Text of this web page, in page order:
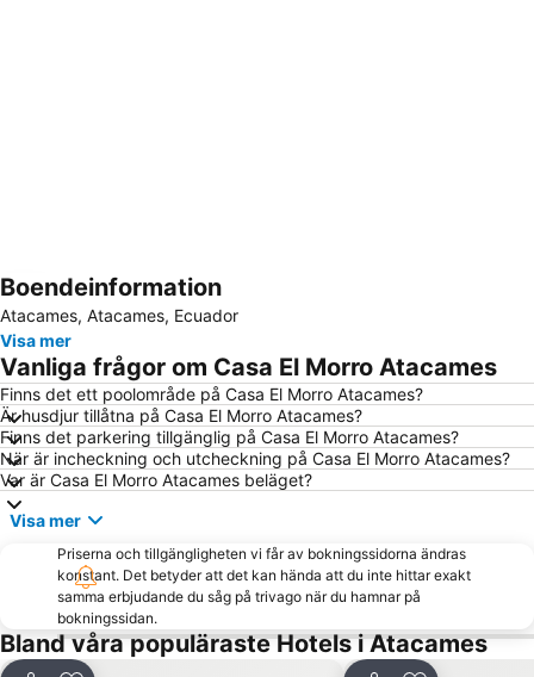
Förstora kartan
Boendeinformation
Atacames, Atacames, Ecuador
Visa mer
Vanliga frågor om Casa El Morro Atacames
Finns det ett poolområde på Casa El Morro Atacames?
Är husdjur tillåtna på Casa El Morro Atacames?
Finns det parkering tillgänglig på Casa El Morro Atacames?
När är incheckning och utcheckning på Casa El Morro Atacames?
Var är Casa El Morro Atacames beläget?
Visa mer
Priserna och tillgängligheten vi får av bokningssidorna ändras
konstant. Det betyder att det kan hända att du inte hittar exakt
samma erbjudande du såg på trivago när du hamnar på
bokningssidan.
Bland våra populäraste Hotels i Atacames